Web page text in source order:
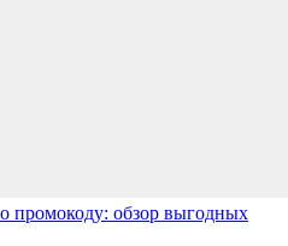
промокоду: обзор выгодных